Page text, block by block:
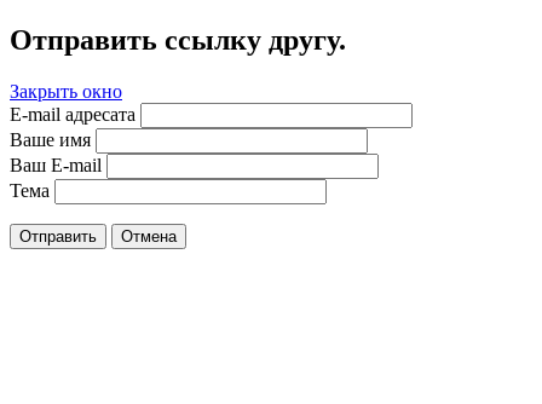
Отправить ссылку другу.
Закрыть окно
E-mail адресата
Ваше имя
Ваш E-mail
Тема
Отправить Отмена